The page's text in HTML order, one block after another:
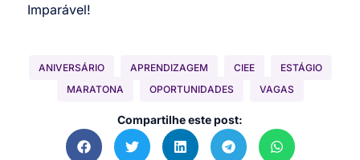
Imparável!
ANIVERSÁRIO APRENDIZAGEM CIEE
ESTÁGIO
MARATONA
OPORTUNIDADES VAGAS
Compartilhe este post: